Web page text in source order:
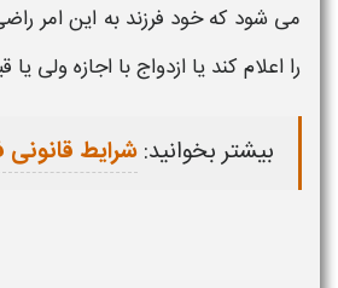
می شود که خود فرزندبه این امر
را اعلام کند یا ازدواج با اجازه ولی
بیشتر بخوانید:شرایط قانونی